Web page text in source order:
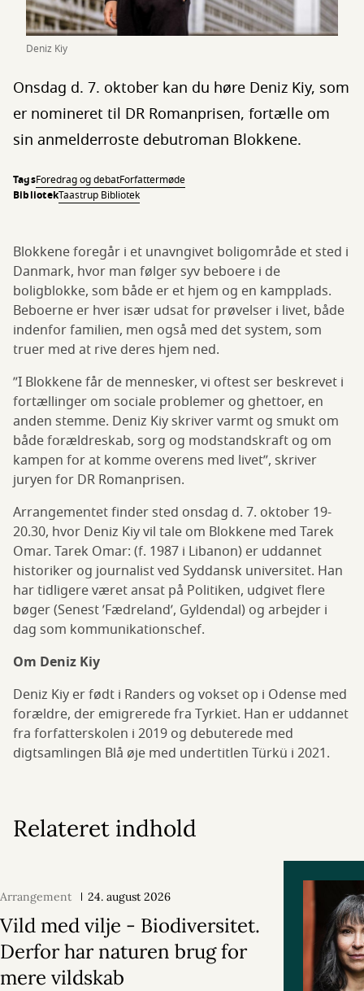
Deniz Kiy
Onsdag d. 7. oktober kan du høre Deniz Kiy, som
er nomineret til DR Romanprisen, fortælle om
sin anmelderroste debutroman Blokkene.
TagsForedrag og debatForfattermøde
BibliotekTaastrup Bibliotek
Blokkene foregår i et unavngivet boligområde et sted i
Danmark, hvor man følger syv beboere i de
boligblokke, som både er et hjem og en kampplads.
Beboerne er hver især udsat for prøvelser i livet, både
indenfor familien, men også med det system, som
truer med at rive deres hjem ned.
”I Blokkene får de mennesker, vi oftest ser beskrevet i
fortællinger om sociale problemer og ghettoer, en
anden stemme. Deniz Kiy skriver varmt og smukt om
både forældreskab, sorg og modstandskraft og om
kampen for at komme overens med livet”, skriver
juryen for DR Romanprisen.
Arrangementet finder sted onsdag d. 7. oktober 19-
20.30, hvor Deniz Kiy vil tale om Blokkene med Tarek
Omar. Tarek Omar: (f. 1987 i Libanon) er uddannet
historiker og journalist ved Syddansk universitet. Han
har tidligere været ansat på Politiken, udgivet flere
bøger (Senest ’Fædreland’, Gyldendal) og arbejder i
dag som kommunikationschef.
Om Deniz Kiy
Deniz Kiy er født i Randers og vokset op i Odense med
forældre, der emigrerede fra Tyrkiet. Han er uddannet
fra forfatterskolen i 2019 og debuterede med
digtsamlingen Blå øje med undertitlen Türkü i 2021.
Relateret indhold
Arrangement 24. august 2026
Vild med vilje - Biodiversitet.
Derfor har naturen brug for
mere vildskab